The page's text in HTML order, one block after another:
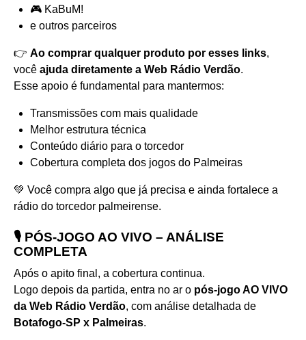
🎮 KaBuM!
e outros parceiros
👉 Ao comprar qualquer produto por esses links,
você ajuda diretamente a Web Rádio Verdão.
Esse apoio é fundamental para mantermos:
Transmissões com mais qualidade
Melhor estrutura técnica
Conteúdo diário para o torcedor
Cobertura completa dos jogos do Palmeiras
💚 Você compra algo que já precisa e ainda fortalece a
rádio do torcedor palmeirense.
🎙️ PÓS-JOGO AO VIVO – ANÁLISE
COMPLETA
Após o apito final, a cobertura continua.
Logo depois da partida, entra no ar o pós-jogo AO VIVO
da Web Rádio Verdão, com análise detalhada de
Botafogo-SP x Palmeiras.